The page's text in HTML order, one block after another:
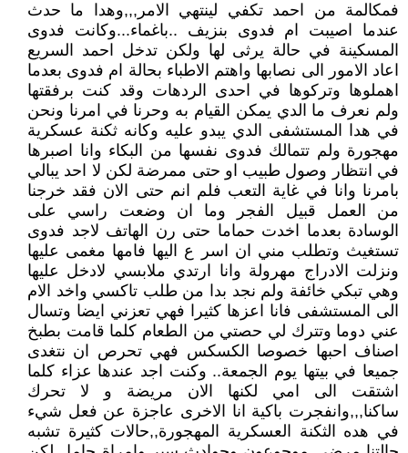
فمكالمة من احمد تكفي لينتهي الامر,,,وهدا ما حدث
عندما اصيبت ام فدوى بنزيف ..باغماء...وكانت فدوى
المسكينة في حالة يرثى لها ولكن تدخل احمد السريع
اعاد الامور الى نصابها واهتم الاطباء بحالة ام فدوى بعدما
اهملوها وتركوها في احدى الردهات وقد كنت برفقتها
ولم نعرف ما الدي يمكن القيام به وحرنا في امرنا ونحن
في هدا المستشفى الدي يبدو عليه وكانه ثكنة عسكرية
مهجورة ولم تتمالك فدوى نفسها من البكاء وانا اصبرها
في انتظار وصول طبيب او حتى ممرضة لكن لا احد يبالي
بامرنا وانا في غاية التعب فلم انم حتى الان فقد خرجنا
من العمل قبيل الفجر وما ان وضعت راسي على
الوسادة بعدما اخدت حماما حتى رن الهاتف لاجد فدوى
تستغيث وتطلب مني ان اسر ع اليها فامها مغمى عليها
ونزلت الادراج مهرولة وانا ارتدي ملابسي لادخل عليها
وهي تبكي خائفة ولم نجد بدا من طلب تاكسي واخد الام
الى المستشفى فانا اعزها كثيرا فهي تعزني ايضا وتسال
عني دوما وتترك لي حصتي من الطعام كلما قامت بطبخ
اصناف احبها خصوصا الكسكس فهي تحرص ان نتغدى
جميعا في بيتها يوم الجمعة.. وكنت اجد عندها عزاء كلما
اشتقت الى امي لكنها الان مريضة و لا تحرك
ساكنا,,,وانفجرت باكية انا الاخرى عاجزة عن فعل شيء
في هده الثكنة العسكرية المهجورة,,حالات كثيرة تشبه